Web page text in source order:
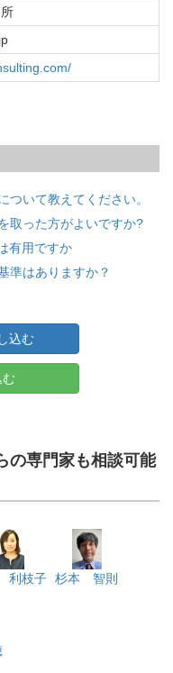
ついて教えてください。
取った方がよいですか?
有用ですか
準はありますか？
込む
の専門家も相談可能
利枝子 杉本 智則